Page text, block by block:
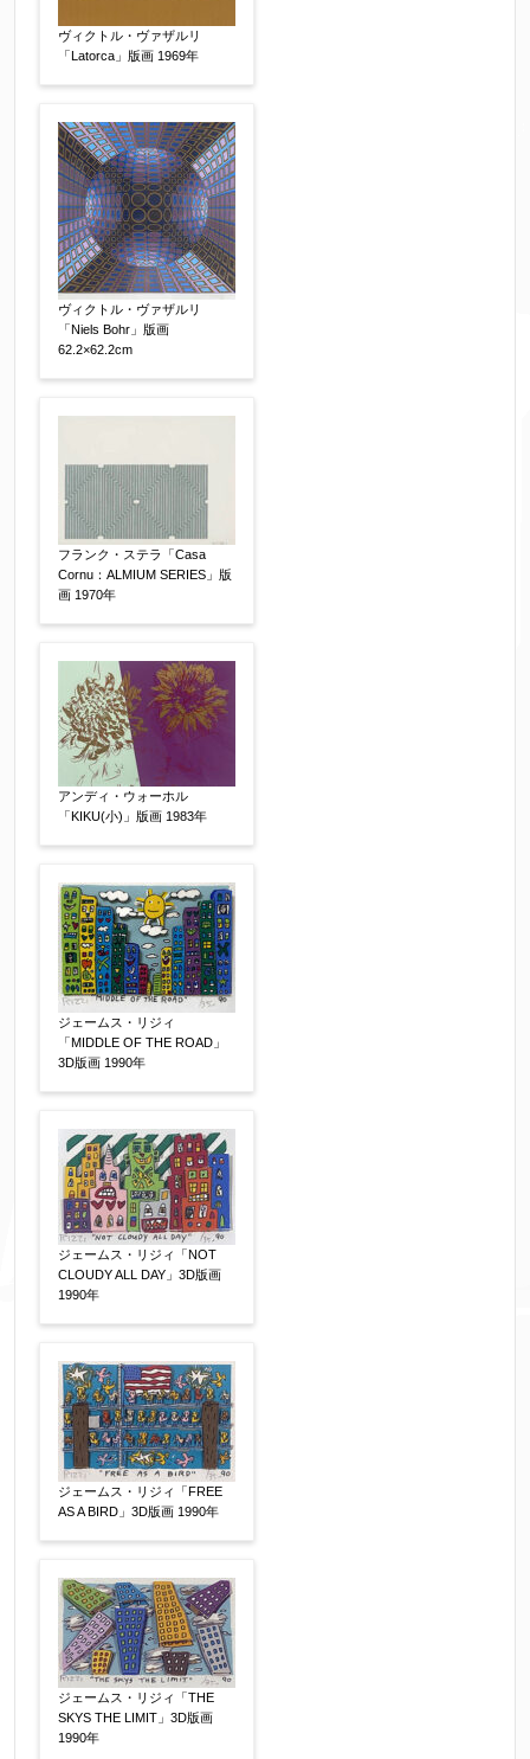
ヴィクトル・ヴァザルリ
「Latorca」版画 1969年
ヴィクトル・ヴァザルリ
「Niels Bohr」版画
62.2×62.2cm
フランク・ステラ「Casa
Cornu：ALMIUM SERIES」版
画 1970年
アンディ・ウォーホル
「KIKU(小)」版画 1983年
ジェームス・リジィ
「MIDDLE OF THE ROAD」
3D版画 1990年
ジェームス・リジィ「NOT
CLOUDY ALL DAY」3D版画
1990年
ジェームス・リジィ「FREE
AS A BIRD」3D版画 1990年
ジェームス・リジィ「THE
SKYS THE LIMIT」3D版画
1990年